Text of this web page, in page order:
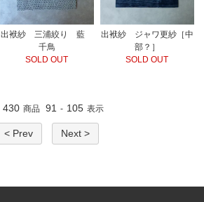
出袱紗 三浦絞り 藍
千鳥
SOLD OUT
出袱紗 ジャワ更紗［中
部？］
SOLD OUT
430 商品 91 - 105 表示
< Prev Next >